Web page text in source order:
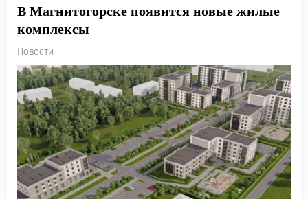
В Магнитогорске появится новые жилые
комплексы
Новости